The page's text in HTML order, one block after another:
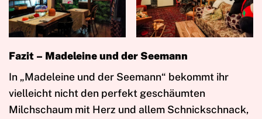
Fazit – Madeleine und der Seemann
In „Madeleine und der Seemann“ bekommt ihr
vielleicht nicht den perfekt geschäumten
Milchschaum mit Herz und allem Schnickschnack,